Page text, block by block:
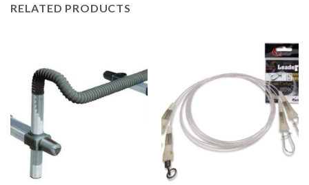
RELATED PRODUCTS